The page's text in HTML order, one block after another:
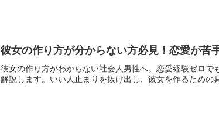
彼女の作り方が分からない方必見！恋愛が苦
彼女の作り方がわからない社会人男性へ。恋愛経験ゼロ
解説します。いい人止まりを抜け出し、彼女を作るための